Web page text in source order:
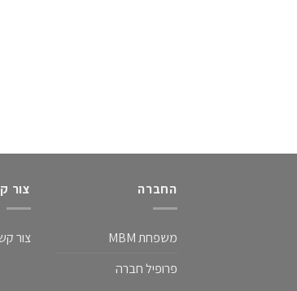
החברה
משפחת MBM
פרופיל חברה
צור
צור